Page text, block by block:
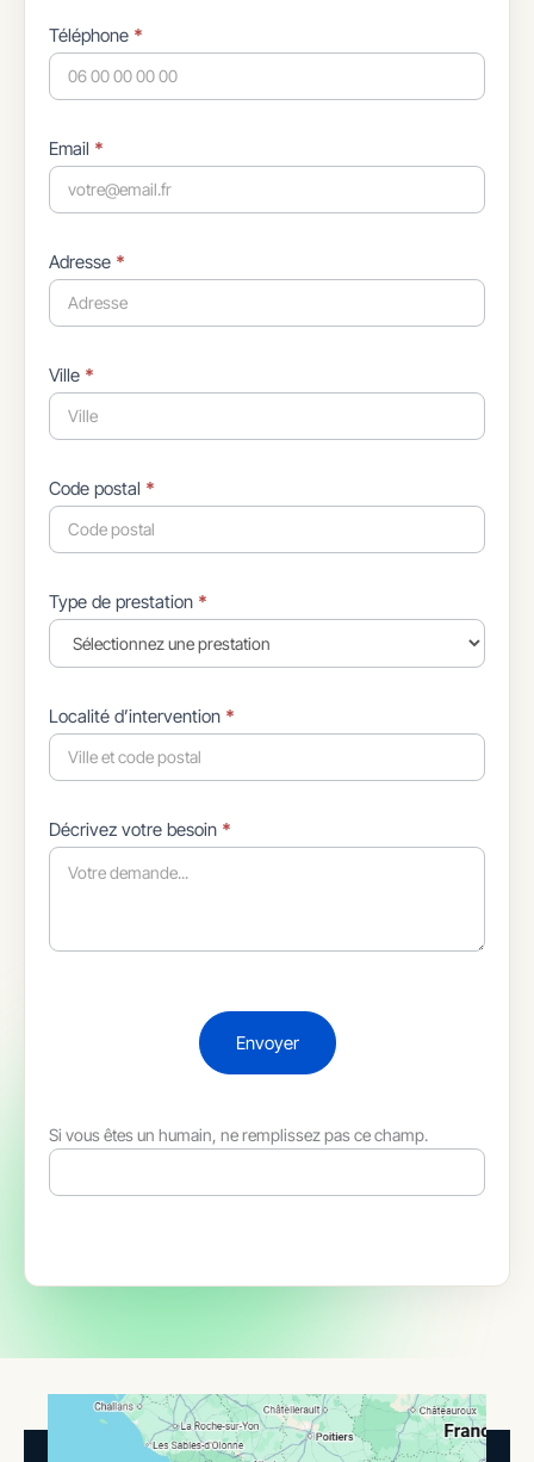
Téléphone *
Email *
Adresse *
Ville *
Code postal *
Type de prestation *
Localité d’intervention *
Décrivez votre besoin *
Envoyer
Si vous êtes un humain, ne remplissez pas ce champ.